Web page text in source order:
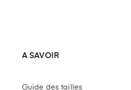
A SAVOIR
Guide des tailles